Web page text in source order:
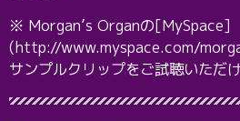
※ Morgan’s Organの[MySpace]
(http://www.myspace.com/
サンプルクリップをご試聴いただけ